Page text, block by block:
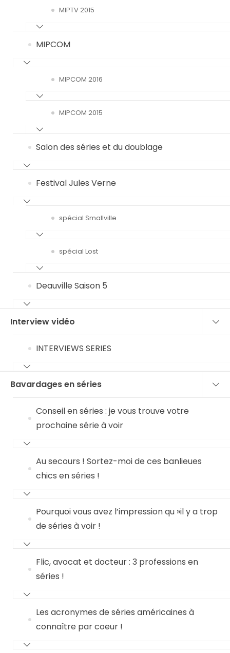
MIPTV 2015
MIPCOM
MIPCOM 2016
MIPCOM 2015
Salon des séries et du doublage
Festival Jules Verne
spécial Smallville
spécial Lost
Deauville Saison 5
Interview vidéo
INTERVIEWS SERIES
Bavardages en séries
Conseil en séries : je vous trouve votre
prochaine série à voir
Au secours ! Sortez-moi de ces banlieues
chics en séries !
Pourquoi vous avez l’impression qu »il y a trop
de séries à voir !
Flic, avocat et docteur : 3 professions en
séries !
Les acronymes de séries américaines à
connaître par coeur !